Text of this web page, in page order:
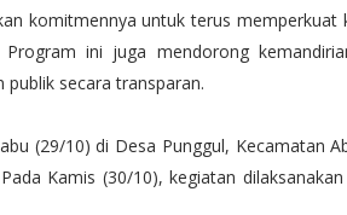
komitmennya untuk terus memperkuat
ini juga mendorong
secara transparan.
(29/10) di Desa Punggul, Kecamatan
Kamis (30/10), kegiatan